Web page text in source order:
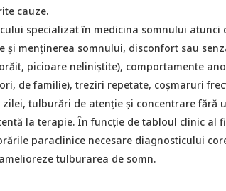
cauze.
specializat în medicina somnului atunci
și menținerea somnului, disconfort sau
picioare neliniștite), comportamente
de familie), treziri repetate, coșmaruri
tulburări de atenție și concentrare fără
la terapie. În funcție de tabloul clinic al
paraclinice necesare diagnosticului
tulburarea de somn.